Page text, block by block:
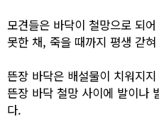
모견들은 바닥이 철망으로 되
못한 채, 죽을 때까지 평생 갇
뜬장 바닥은 배설물이 치워지
뜬장 바닥 철망 사이에 발이나
다.